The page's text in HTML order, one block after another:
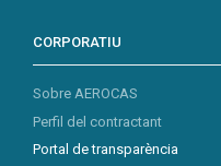
CORPORATIU
Sobre AEROCAS
Perfil del contractant
Portal de transparència